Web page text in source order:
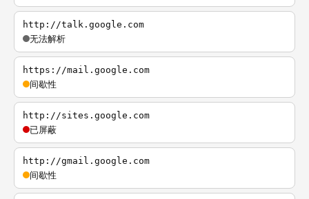
http://talk.google.com
无法解析
https://mail.google.com
间歇性
http://sites.google.com
已屏蔽
http://gmail.google.com
间歇性